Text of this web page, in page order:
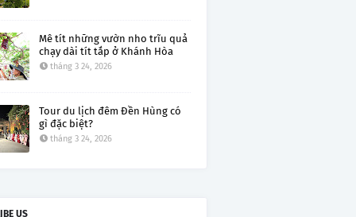
Mê tít những vườn nho trĩu quả
chạy dài tít tắp ở Khánh Hòa
tháng 3 24, 2026
Tour du lịch đêm Đền Hùng có
gì đặc biệt?
tháng 3 24, 2026
US